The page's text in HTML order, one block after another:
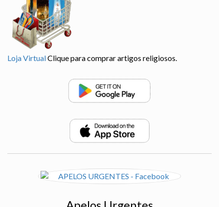
Loja VirtualClique para comprar artigos religiosos.